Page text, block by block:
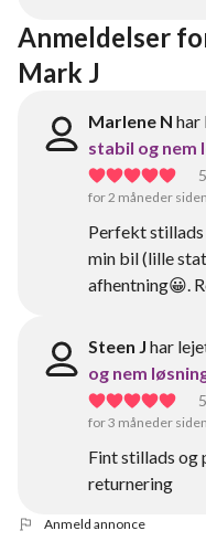
Anmeldelser
Mark J
Marlene N har
stabil og nem
5
for 2 måneder siden
Perfekt stillads
min bil (lille
afhentning😀.
Steen J har
og nem
5
for 3 måneder siden
Fint stillads og
returnering
Anmeld annonce